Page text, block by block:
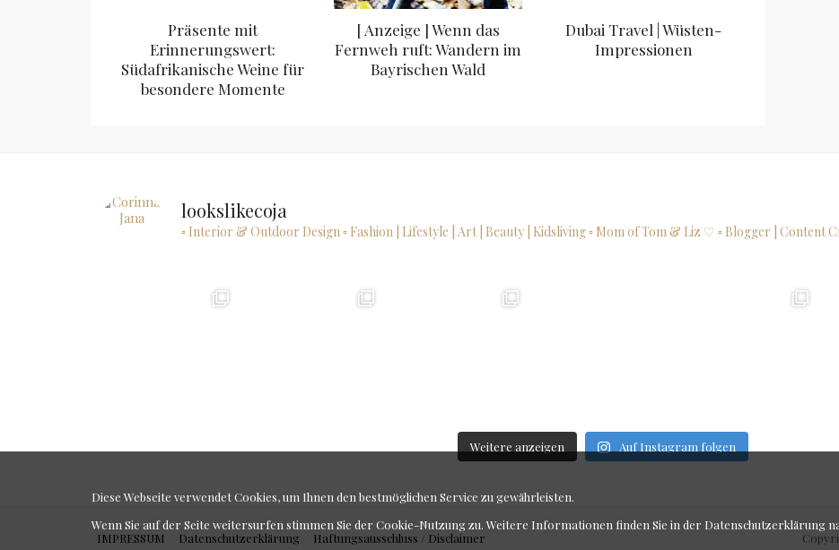
Präsente mit
Erinnerungswert:
Südafrikanische Weine für
besondere Momente
[ Anzeige ] Wenn das
Fernweh ruft: Wandern im
Bayrischen Wald
Dubai Travel | Wüsten-
Impressionen
lookslikecoja
▫ Interior & Outdoor Design ▫ Fashion | Lifestyle | Art | Beauty | Kidsliving▫ Mom of Tom & Liz ♡ ▫ Blogger | Content
Weitere anzeigen Auf Instagram folgen
IMPRESSUM Datenschutzerklärung Haftungsausschluss / Disclaimer
Diese Webseite verwendet Cookies, um Ihnen den bestmöglichen Service zu gewährleisten.
Wenn Sie auf der Seite weitersurfen stimmen Sie der Cookie-Nutzung zu. Weitere Informationen finden Sie in der Datenschutzerklärung